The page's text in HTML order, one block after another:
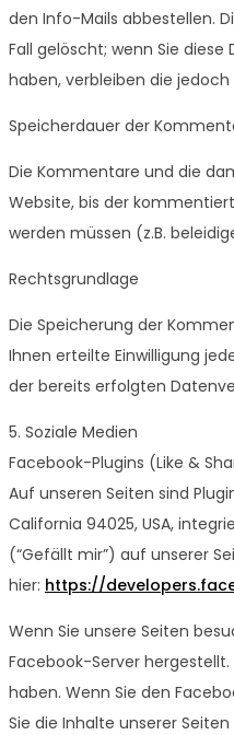
den Info-Mails abbestellen.
Fall gelöscht; wenn Sie
haben, verbleiben die jedoch
Speicherdauer der
Die Kommentare und die
Website, bis der
werden müssen (z.B.
Rechtsgrundlage
Die Speicherung der
Ihnen erteilte Einwilligung
der bereits erfolgten
5. Soziale Medien
Facebook-Plugins (Like &
Auf unseren Seiten sind
California 94025, USA,
(“Gefällt mir”) auf unserer
hier: https://
Wenn Sie unsere Seiten
Facebook-Server
haben. Wenn Sie den
Sie die Inhalte unserer